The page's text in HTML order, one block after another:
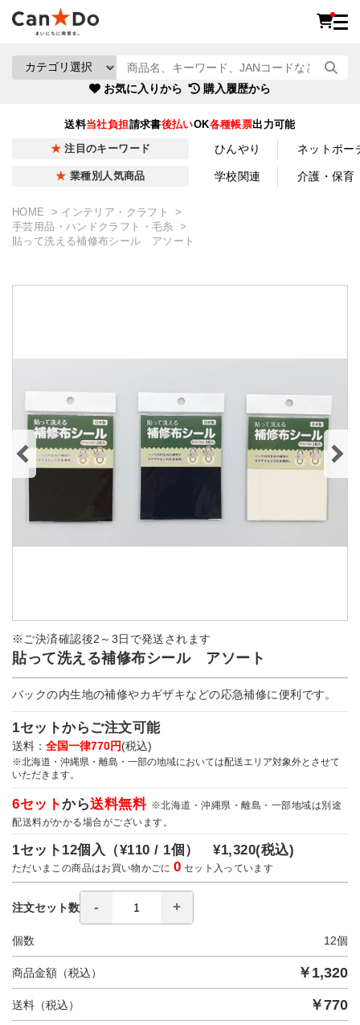
お気に入りから 購入履歴から
送料当社負担請求書後払いOK各種帳票出力可能
注目のキーワード ひんやり ネットポー
業種別人気商品 学校関連 介護・保育
HOME
インテリア・クラフト
手芸用品・ハンドクラフト・毛糸
貼って洗える補修布シール アソート
※ご決済確認後2～3日で発送されます
貼って洗える補修布シール アソート
バックの内生地の補修やカギザキなどの応急補修に便利です。
1セットからご注文可能
送料： 全国一律770円(税込)
※北海道・沖縄県・離島・一部の地域においては配送エリア対象外とさせて
いただきます。
6セットから送料無料 ※北海道・沖縄県・離島・一部地域は別途
配送料がかかる場合がございます。
1セット12個入（¥110 / 1個）¥1,320(税込)
ただいまこの商品はお買い物かごに0 セット入っています
注文セット数
個数 12個
商品金額（税込） ￥ 1,320
送料（税込） ￥770